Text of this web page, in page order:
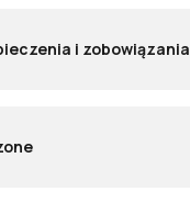
i zobowiązania